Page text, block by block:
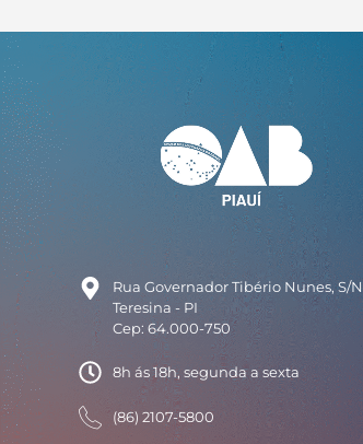
Rua Governador Tibério Nunes, S/N
Teresina - PI
Cep: 64.000-750
8h ás 18h, segunda a sexta
(86) 2107-5800